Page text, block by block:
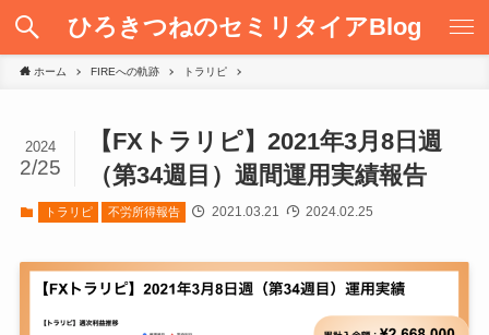
ひろきつねのセミリタイアBlog
ホーム FIREへの軌跡 トラリピ
【FXトラリピ】2021年3月8日週
（第34週目）週間運用実績報告
2024
2/25
トラリピ 不労所得報告 2021.03.21 2024.02.25